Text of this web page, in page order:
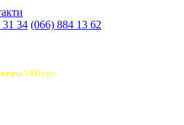
31 34 (066) 884 13 62
1000 грн